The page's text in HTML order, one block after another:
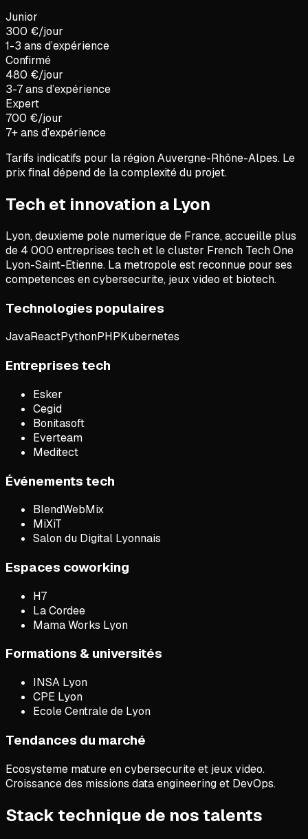
Junior
300 €/jour
1-3 ans d’expérience
Confirmé
480 €/jour
3-7 ans d’expérience
Expert
700 €/jour
7+ ans d’expérience
Tarifs indicatifs pour la régionAuvergne-Rhône-Alpes. Le
prix final dépend de la complexité du projet.
Tech et innovation a Lyon
Lyon, deuxieme pole numerique de France, accueille plus
de 4 000 entreprises tech et le cluster French Tech One
Lyon-Saint-Etienne. La metropole est reconnue pour ses
competences en cybersecurite, jeux video et biotech.
Technologies populaires
JavaReactPythonPHPKubernetes
Entreprises tech
Esker
Cegid
Bonitasoft
Everteam
Meditect
Événements tech
BlendWebMix
MiXiT
Salon du Digital Lyonnais
Espaces coworking
H7
La Cordee
Mama Works Lyon
Formations & universités
INSA Lyon
CPE Lyon
Ecole Centrale de Lyon
Tendances du marché
Ecosysteme mature en cybersecurite et jeux video.
Croissance des missions data engineering et DevOps.
Stack technique de nos talents